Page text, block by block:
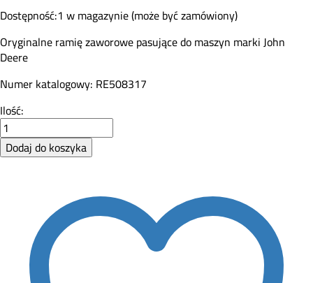
Dostępność:1 w magazynie (może być zamówiony)
Oryginalne ramię zaworowe pasujące do maszyn marki John
Deere
Numer katalogowy: RE508317
Dźwignia
zaworowa
ramię
wahacza
Ilość:
Dodaj do koszyka